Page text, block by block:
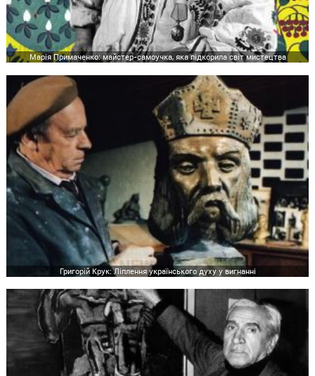
Марія Примаченко: майстер-самоучка, яка підкорила світ мистецтва
Григорій Крук: Ліплення українського духу у вигнанні